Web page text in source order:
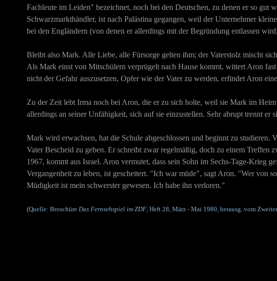
Fachleute im Leiden" bezeichnet, noch bei den Deutschen, zu denen er so
Schwarzmarkthändler, ist nach Palästina gegangen, weil der Unternehmer
bei den Engländern (von denen er allerdings mit der Begründung entlassen
Bleibt also Mark. Alle Liebe, alle Fürsorge gelten ihm; der Vaterstolz mischt
Als Mark einst von Mitschülern verprügelt nach Hause kommt, wittert Aron
nicht der Gefahr auszusetzen, Opfer wie der Vater zu werden, erfindet Aron
Zu der Zeit lebt Irma noch bei Aron, die er zu sich holte, weil sie Mark im
allerdings an seiner Unfähigkeit, sich auf sie einzustellen. Sehr abrupt trennt er
Mark wird erwachsen, hat die Schule abgeschlossen und beginnt zu
Vater Bescheid zu geben. Er schreibt zwar regelmäßig, doch zu einem Treffen
1967, kommt aus Israel. Aron vermutet, dass sein Sohn im Sechs-Tage-
Vergangenheit zu leben, ist gescheitert. "Ich war müde", sagt Aron. "Wer von
Müdigkeit ist mein schwerster gewesen. Ich habe ihn verloren."
(Quelle: Broschüre Das Fernsehspiel im ZDF, Heft 28, März - Mai 1980, herausg. vom